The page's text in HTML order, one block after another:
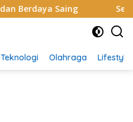
Saing Sekretariat
Teknologi Olahraga Lifestyle